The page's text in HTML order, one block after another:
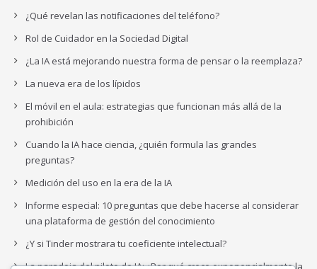
¿Qué revelan las notificaciones del teléfono?
Rol de Cuidador en la Sociedad Digital
¿La IA está mejorando nuestra forma de pensar o la reemplaza?
La nueva era de los lípidos
El móvil en el aula: estrategias que funcionan más allá de la
prohibición
Cuando la IA hace ciencia, ¿quién formula las grandes
preguntas?
Medición del uso en la era de la IA
Informe especial: 10 preguntas que debe hacerse al considerar
una plataforma de gestión del conocimiento
¿Y si Tinder mostrara tu coeficiente intelectual?
La paradoja del piloto de IA: ¿Por qué crece exponencialmente la